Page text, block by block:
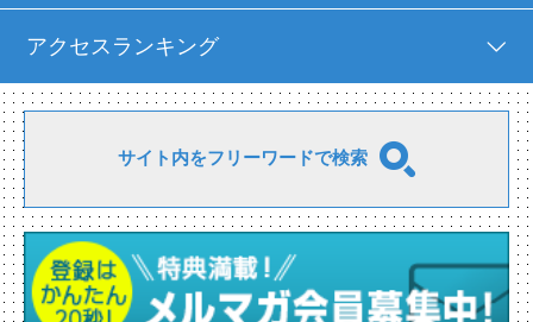
アクセスランキング
サイト内をフリーワードで検索